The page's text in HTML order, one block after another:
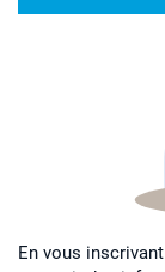
En vous